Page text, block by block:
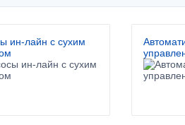
ин-лайн с сухим